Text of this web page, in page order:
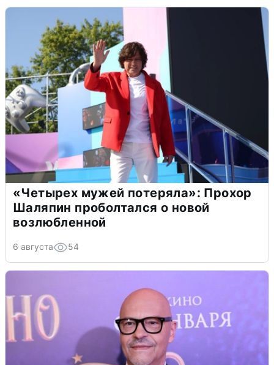
«Четырех мужей потеряла»: Прохор
Шаляпин проболтался о новой
возлюбленной
6 августа 54